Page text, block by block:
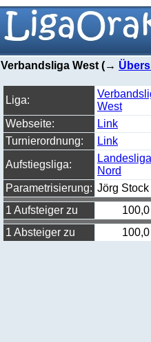
Verbandsliga West (→
Liga:
West
Webseite:
Link
Turnierordnung:
Link
Aufstiegsliga:
Landesliga
Nord
Parametrisierung: Jörg Stock
1 Aufsteiger zu
1 Absteiger zu